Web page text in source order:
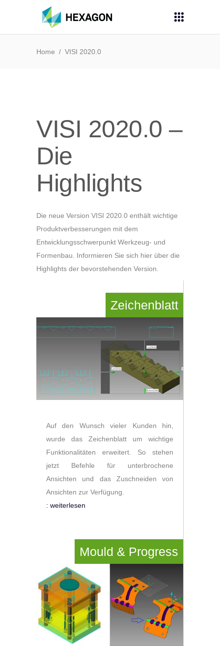
Home / VISI 2020.0
VISI 2020.0 –
Die
Highlights
Die neue Version VISI 2020.0 enthält wichtige
Produktverbesserungen mit dem
Entwicklungsschwerpunkt Werkzeug- und
Formenbau. Informieren Sie sich hier über die
Highlights der bevorstehenden Version.
Zeichenblatt
Auf den Wunsch vieler Kunden hin,
wurde das Zeichenblatt um wichtige
Funktionalitäten erweitert. So stehen
jetzt Befehle für unterbrochene
Ansichten und das Zuschneiden von
Ansichten zur Verfügung.
: weiterlesen
Mould & Progress